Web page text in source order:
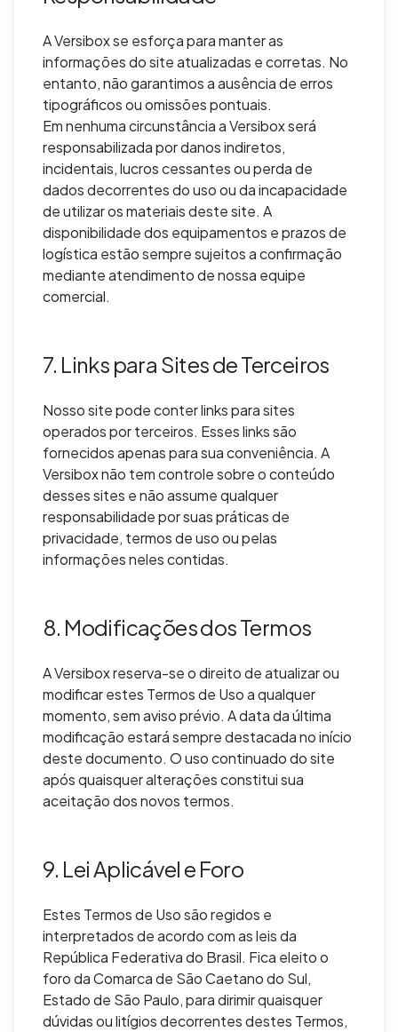
A Versibox se esforça para manter as
informações do site atualizadas e corretas. No
entanto, não garantimos a ausência de erros
tipográficos ou omissões pontuais.
Em nenhuma circunstância a Versibox será
responsabilizada por danos indiretos,
incidentais, lucros cessantes ou perda de
dados decorrentes do uso ou da incapacidade
de utilizar os materiais deste site. A
disponibilidade dos equipamentos e prazos de
logística estão sempre sujeitos a confirmação
mediante atendimento de nossa equipe
comercial.
7. Links para Sites de Terceiros
Nosso site pode conter links para sites
operados por terceiros. Esses links são
fornecidos apenas para sua conveniência. A
Versibox não tem controle sobre o conteúdo
desses sites e não assume qualquer
responsabilidade por suas práticas de
privacidade, termos de uso ou pelas
informações neles contidas.
8. Modificações dos Termos
A Versibox reserva-se o direito de atualizar ou
modificar estes Termos de Uso a qualquer
momento, sem aviso prévio. A data da última
modificação estará sempre destacada no início
deste documento. O uso continuado do site
após quaisquer alterações constitui sua
aceitação dos novos termos.
9. Lei Aplicável e Foro
Estes Termos de Uso são regidos e
interpretados de acordo com as leis da
República Federativa do Brasil. Fica eleito o
foro da Comarca de São Caetano do Sul,
Estado de São Paulo, para dirimir quaisquer
dúvidas ou litígios decorrentes destes Termos,